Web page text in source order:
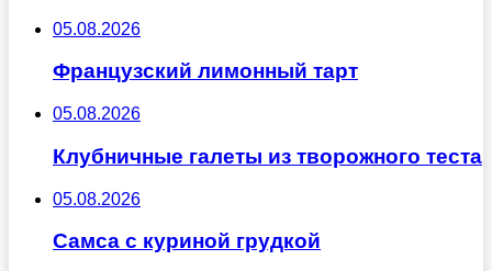
05.08.2026
Французский лимонный тарт
05.08.2026
Клубничные галеты из творожного теста
05.08.2026
Самса с куриной грудкой